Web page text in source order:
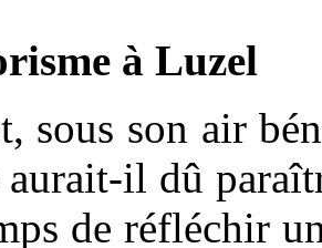
à Luzel
sous son air
il dû
de réfléchir